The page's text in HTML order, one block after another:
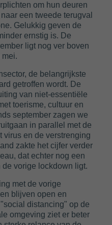
om hun deuren
een tweede terugval
Gelukkig geven de
ernstig is. De
ligt nog ver boven
de belangrijkste
getroffen wordt. De
van niet-essentiële
toerisme, cultuur en
september zagen we
in parallel met de
virus en de verstrenging
zakte het cijfer verder
dat echter nog een
vorige lockdown ligt.
met de vorige
blijven open en
distancing" op de
omgeving ziet er beter